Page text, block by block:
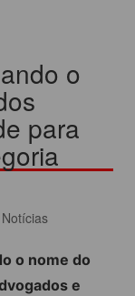
o
para
o nome do
e